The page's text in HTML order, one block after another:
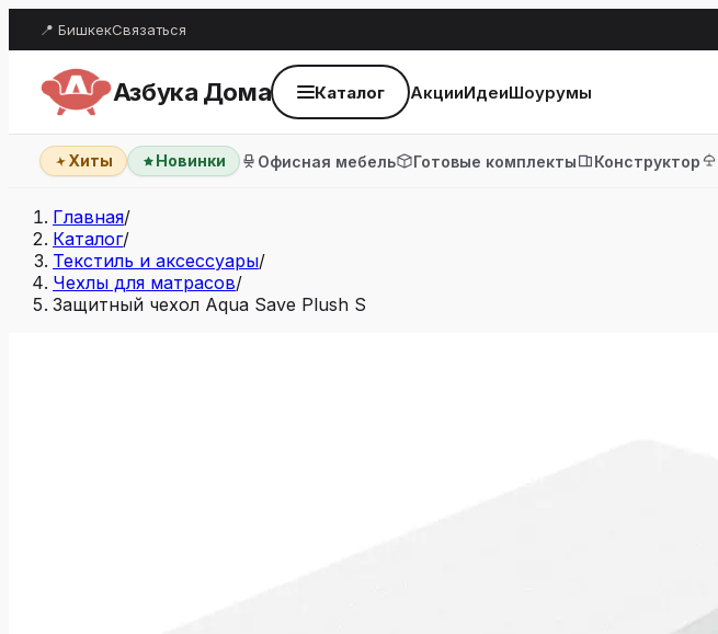
📍 БишкекСвязаться
Азбука Дома Каталог АкцииИдеиШоурумы
Хиты Новинки Офисная мебель Готовые комплекты Конструктор
Главная/
Каталог/
Текстиль и аксессуары/
Чехлы для матрасов/
Защитный чехол Aqua Save Plush S